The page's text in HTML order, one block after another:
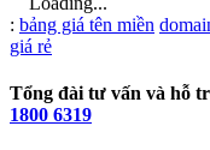
Từ
khóa
: bảng giá tên miền
giá rẻ
Tổng đài tư vấn và hỗ
1800 6319